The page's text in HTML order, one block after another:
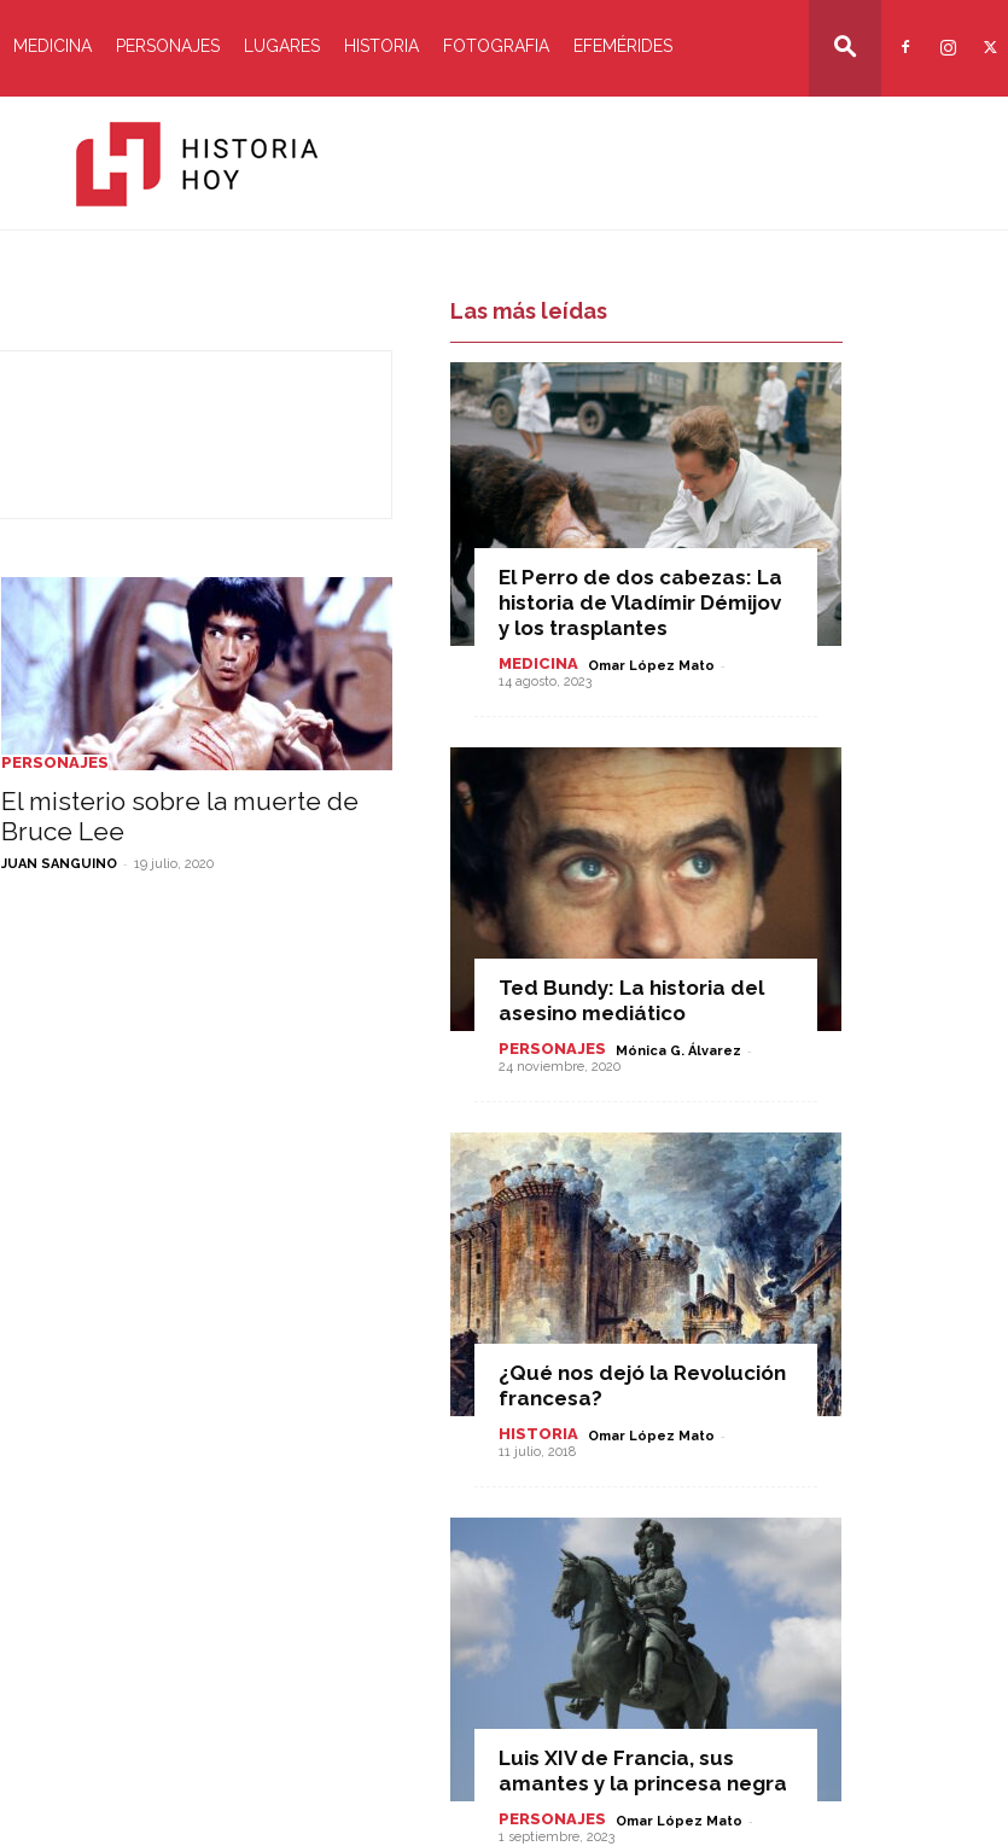
MEDICINA PERSONAJES LUGARES HISTORIA FOTOGRAFIA EFEMÉRIDES
PERSONAJES
El misterio sobre la muerte de
Bruce Lee
JUAN SANGUINO - 19 julio, 2020
Las más leídas
El Perro de dos cabezas: La
historia de Vladímir Démijov
y los trasplantes
MEDICINA Omar López Mato -
14 agosto, 2023
Ted Bundy: La historia del
asesino mediático
PERSONAJES Mónica G. Álvarez -
24 noviembre, 2020
¿Qué nos dejó la Revolución
francesa?
HISTORIA Omar López Mato -
11 julio, 2018
Luis XIV de Francia, sus
amantes y la princesa negra
PERSONAJES Omar López Mato -
1 septiembre, 2023